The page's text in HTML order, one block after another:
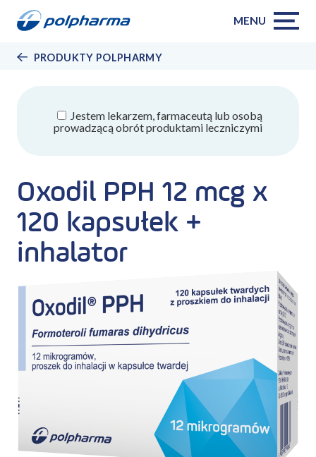
MENU
PRODUKTY POLPHARMY
Jestem lekarzem, farmaceutą lub osobą
prowadzącą obrót produktami leczniczymi
Oxodil PPH 12 mcg x
120 kapsułek +
inhalator